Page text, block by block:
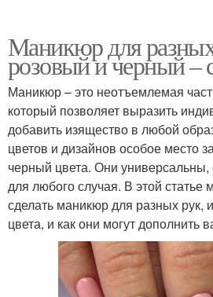
Маникюр для
розовый и черный –
Маникюр – это неотъемлемая
который позволяет выразить
добавить изящество в любой
цветов и дизайнов особое место
черный цвета. Они универсальны,
для любого случая. В этой статье
сделать маникюр для разных рук,
цвета, и как они могут дополнить